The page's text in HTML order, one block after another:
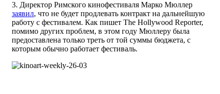
3. Директор Римского кинофестиваля Марко Мюллер
заявил, что не будет продлевать контракт на дальнейшую
работу с фестивалем. Как пишет The Hollywood Reporter,
помимо других проблем, в этом году Мюллеру была
предоставлена только треть от той суммы бюджета, с
которым обычно работает фестиваль.